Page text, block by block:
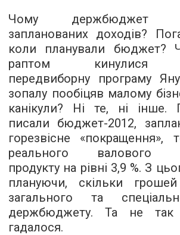
Чому держбюджет
запланованих доходів?
коли планували бюджет?
раптом кинулися
передвиборну програму
зопалу пообіцяв малому
канікули? Ні те, ні інше.
писали бюджет-2012,
горезвісне «покращення»,
реального валового
продукту на рівні 3,9 %. З
плануючи, скільки
загального та
держбюджету. Та не так
гадалося.